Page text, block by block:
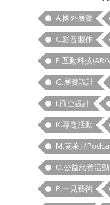
A.國外展覽
C.影音製作
E.互動科技(AR/
G.展覽設計
I.商空設計
K.專題活動
M.克萊兒
O.公益慈善活動
P.一見藝術